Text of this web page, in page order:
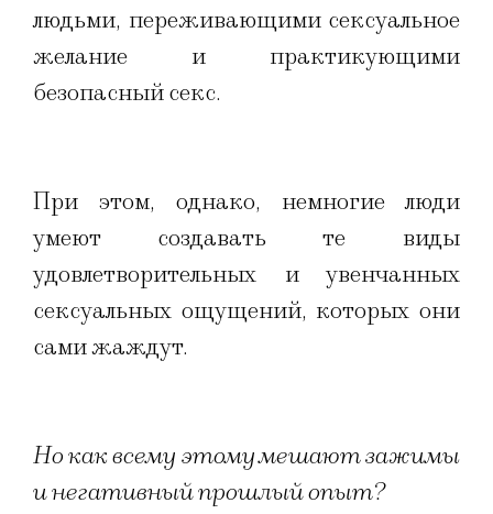
людьми, переживающими сексуальное
желание и практикующими
безопасный секс.
При этом, однако, немногие люди
умеют создавать те виды
удовлетворительных и увенчанных
сексуальных ощущений, которых они
сами жаждут.
Но как всему этому мешают зажимы
и негативный прошлый опыт?